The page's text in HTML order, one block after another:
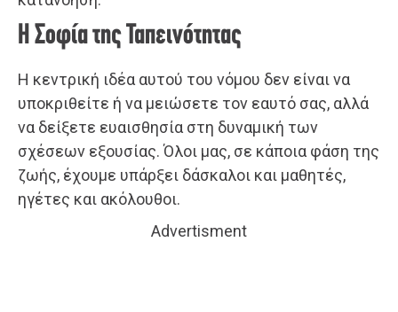
Η Σοφία της Ταπεινότητας
Η κεντρική ιδέα αυτού του νόμου δεν είναι να
υποκριθείτε ή να μειώσετε τον εαυτό σας, αλλά
να δείξετε ευαισθησία στη δυναμική των
σχέσεων εξουσίας. Όλοι μας, σε κάποια φάση της
ζωής, έχουμε υπάρξει δάσκαλοι και μαθητές,
ηγέτες και ακόλουθοι.
Advertisment